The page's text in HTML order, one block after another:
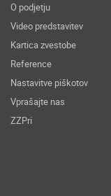
O podjetju
Video predstavitev
Kartica zvestobe
Reference
Nastavitve piškotov
Vprašajte nas
ZZPri